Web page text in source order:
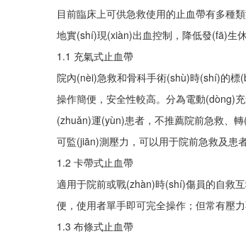
目前臨床上可供急救使用的止血帶有多種類
地實(shí)現(xiàn)出血控制，降低發(fā)生
1.1 充氣式止血帶
院內(nèi)急救和骨科手術(shù)時(shí)的標
操作簡便，安全性較高。分為電動(dòng)
(zhuǎn)運(yùn)患者，不推薦院前急救
可監(jiān)測壓力，可以用于院前急救及患
1.2 卡帶式止血帶
適用于院前或戰(zhàn)時(shí)傷員的自救互救
便，使用者單手即可完全操作；但常有壓
1.3 布條式止血帶